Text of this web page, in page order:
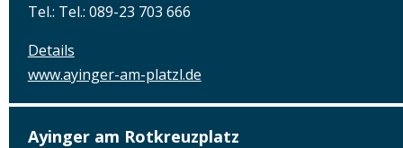
Tel.: Tel.: 089-23 703 666
Details
www.ayinger-am-platzl.de
Ayinger am Rotkreuzplatz